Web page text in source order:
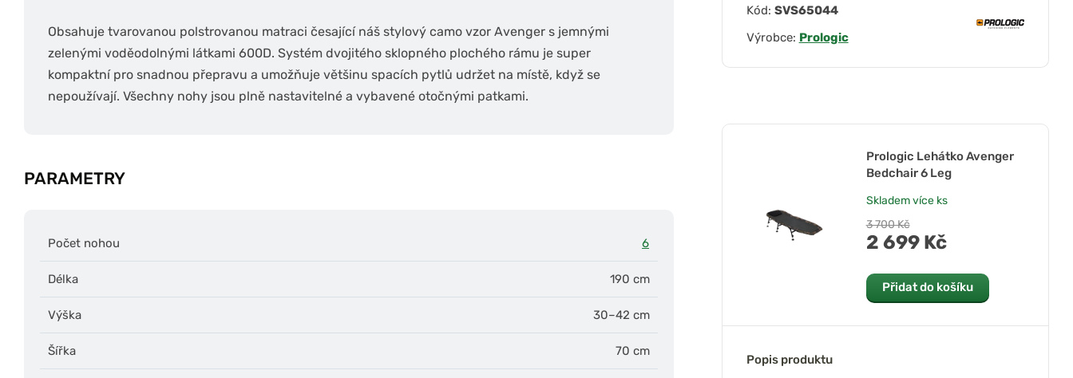
Obsahuje tvarovanou polstrovanou matraci česající náš stylový camo vzor Avenger s jemnými
zelenými voděodolnými látkami 600D. Systém dvojitého sklopného plochého rámu je super
kompaktní pro snadnou přepravu a umožňuje většinu spacích pytlů udržet na místě, když se
nepoužívají. Všechny nohy jsou plně nastavitelné a vybavené otočnými patkami.
PARAMETRY
Počet nohou 6
Délka 190 cm
Výška 30–42 cm
Šířka 70 cm
Kód: SVS65044
Výrobce: Prologic
Prologic Lehátko Avenger
Bedchair 6 Leg
Sklademvíce ks
3 700 Kč
2 699 Kč
Přidat do košíku
Popis produktu